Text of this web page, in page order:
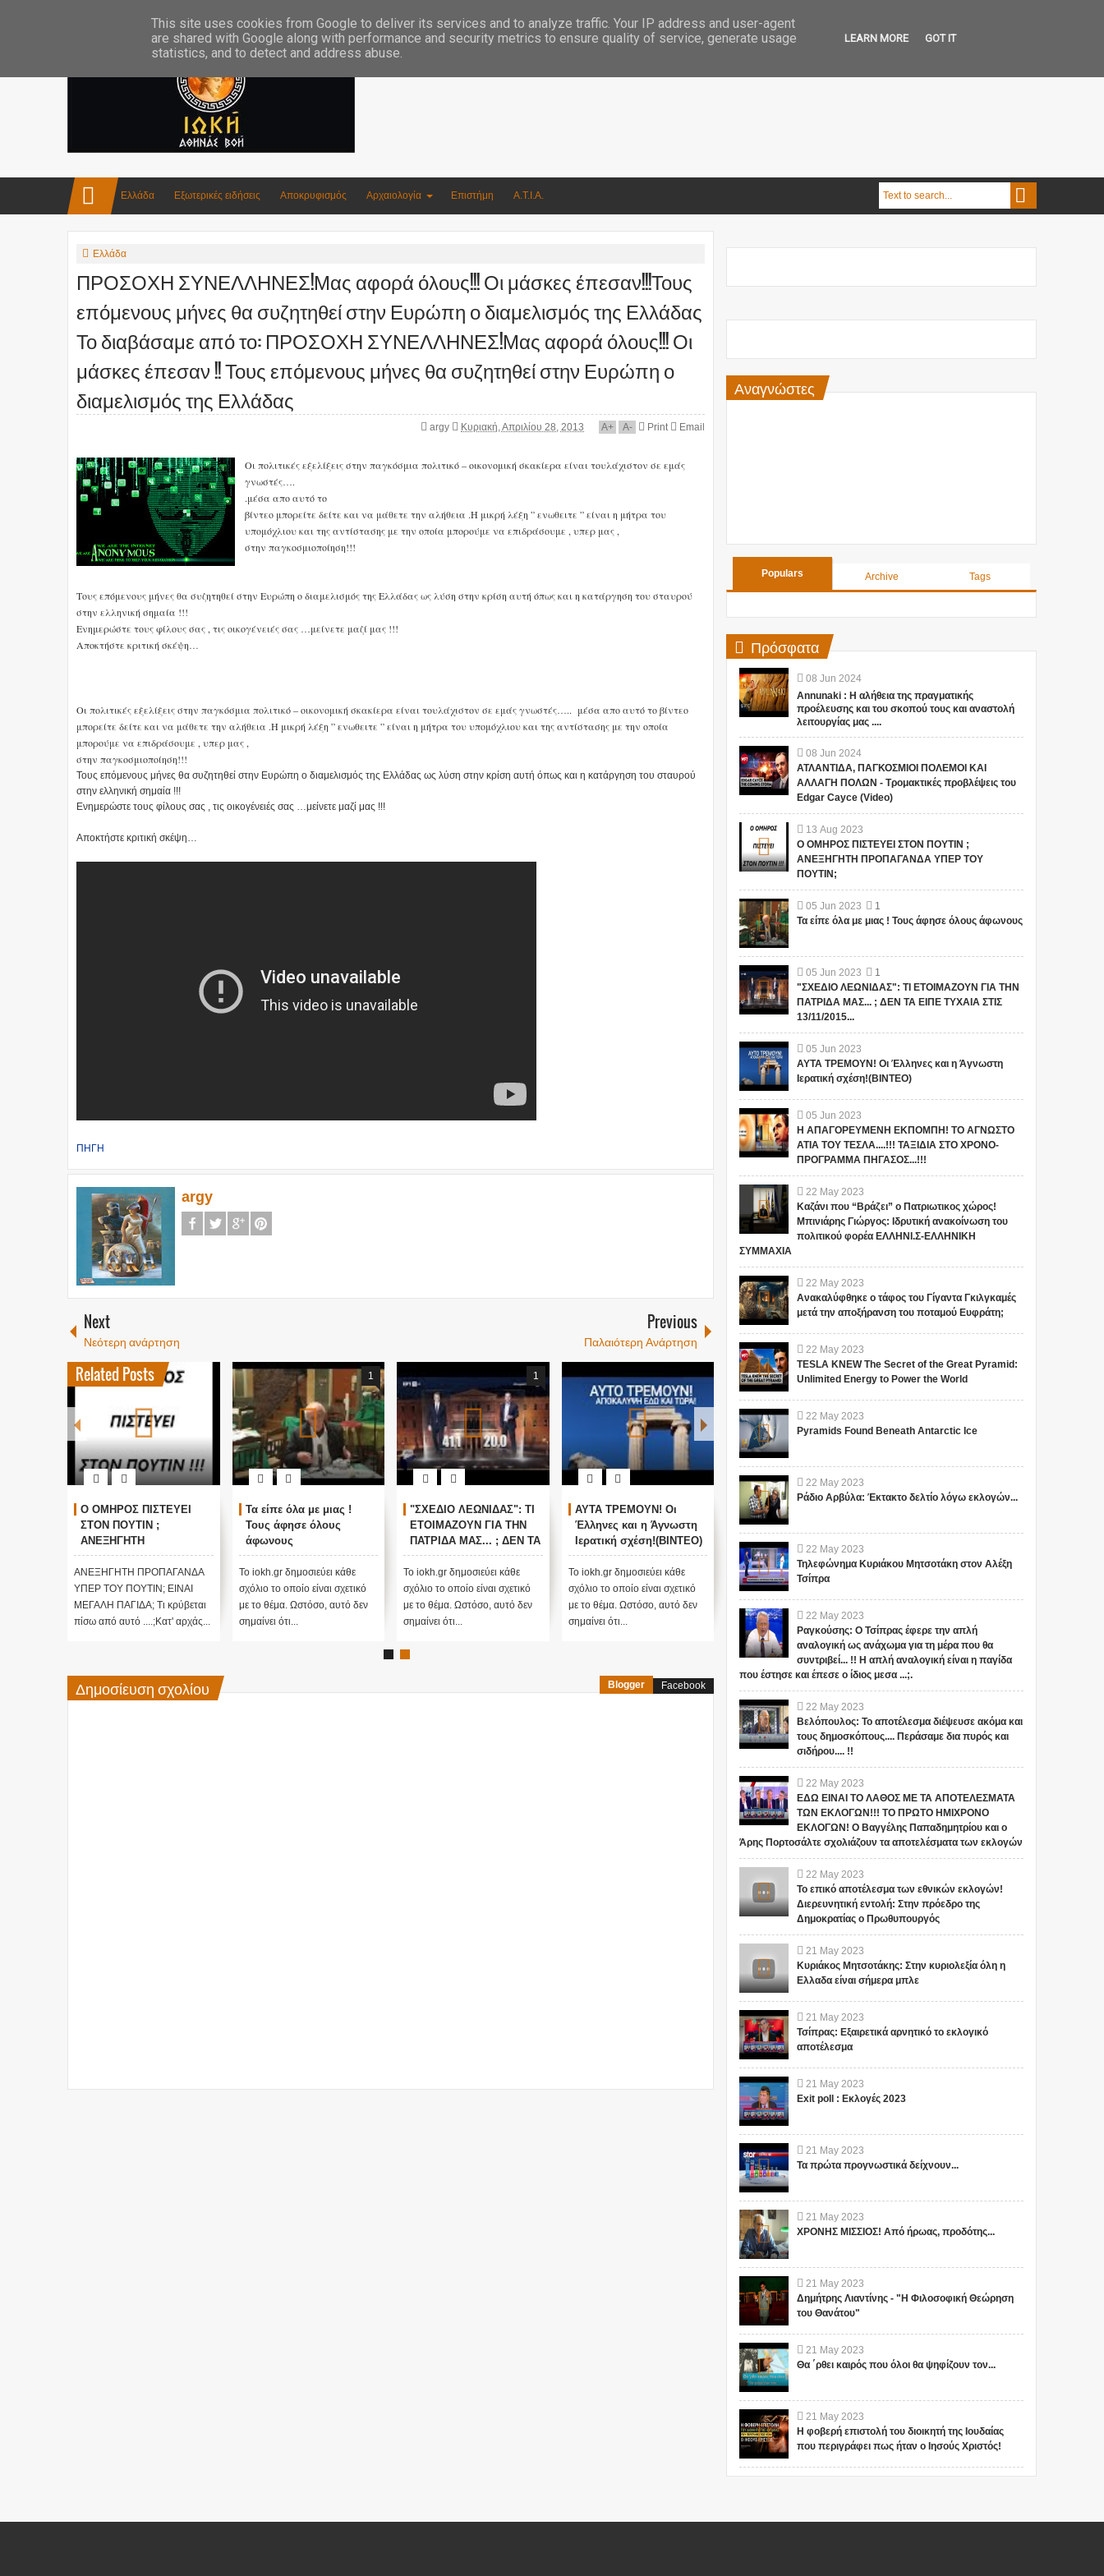
Ελλάδα Εξωτερικές ειδήσεις Αποκρυφισμός Αρχαιολογία Επιστήμη Α.Τ.Ι.Α.
Ελλάδα
ΠΡΟΣΟΧΗ ΣΥΝΕΛΛΗΝΕΣ!Μας αφορά όλους!!! Οι μάσκες έπεσαν!!!Τους
επόμενους μήνες θα συζητηθεί στην Ευρώπη ο διαμελισμός της Ελλάδας
Το διαβάσαμε από το: ΠΡΟΣΟΧΗ ΣΥΝΕΛΛΗΝΕΣ!Μας αφορά όλους!!! Οι
μάσκες έπεσαν !! Τους επόμενους μήνες θα συζητηθεί στην Ευρώπη ο
διαμελισμός της Ελλάδας
argy Κυριακή, Απριλίου 28, 2013 A+ A- Print Email
Οι πολιτικές εξελίξεις στην παγκόσμια πολιτικό – οικονομική σκακίερα είναι τουλάχιστον σε εμάς
γνωστές….
.μέσα απο αυτό το
βίντεο μπορείτε δείτε και να μάθετε την αλήθεια .Η μικρή λέξη ” ενωθειτε ” είναι η μήτρα του
υπομόχλιου και της αντίστασης με την οποία μπορούμε να επιδράσουμε , υπερ μας ,
στην παγκοσμιοποίηση!!!
Τους επόμενους μήνες θα συζητηθεί στην Ευρώπη ο διαμελισμός της Ελλάδας ως λύση στην κρίση αυτή όπως και η κατάργηση του σταυρού
στην ελληνική σημαία !!!
Ενημερώστε τους φίλους σας , τις οικογένειές σας …μείνετε μαζί μας !!!
Αποκτήστε κριτική σκέψη…
Οι πολιτικές εξελίξεις στην παγκόσμια πολιτικό – οικονομική σκακίερα είναι τουλάχιστον σε εμάς γνωστές….. μέσα απο αυτό τοβίντεο
μπορείτε δείτε και να μάθετε την αλήθεια .Η μικρή λέξη ” ενωθειτε ” είναι η μήτρα του υπομόχλιου και της αντίστασης με την οποία
μπορούμε να επιδράσουμε , υπερ μας ,
στην παγκοσμιοποίηση!!!
Τους επόμενους μήνες θα συζητηθεί στην Ευρώπη ο διαμελισμός της Ελλάδας ως λύση στην κρίση αυτή όπως και η κατάργηση του σταυρού
στην ελληνική σημαία !!!
Ενημερώστε τους φίλους σας , τις οικογένειές σας …μείνετε μαζί μας !!!
Αποκτήστε κριτική σκέψη…
ΠΗΓΗ
argy
Next
Νεότερη ανάρτηση
Previous
Παλαιότερη Ανάρτηση
Related Posts
Ο ΟΜΗΡΟΣ ΠΙΣΤΕΥΕΙ
ΣΤΟΝ ΠΟΥΤΙΝ ;
ΑΝΕΞΗΓΗΤΗ
ΠΡΟΠΑΓΑΝΔΑ ΥΠΕΡ ΤΟΥ
ΠΟΥΤΙΝ;
ΑΝΕΞΗΓΗΤΗ ΠΡΟΠΑΓΑΝΔΑ
ΥΠΕΡ ΤΟΥ ΠΟΥΤΙΝ; ΕΙΝΑΙ
ΜΕΓΑΛΗ ΠΑΓΙΔΑ; Τι κρύβεται
πίσω από αυτό ....;Κατ' αρχάς...
1
Τα είπε όλα με μιας !
Τους άφησε όλους
άφωνους
Το iokh.gr δημοσιεύει κάθε
σχόλιο το οποίο είναι σχετικό
με το θέμα. Ωστόσο, αυτό δεν
σημαίνει ότι...
1
"ΣΧΕΔΙΟ ΛΕΩΝΙΔΑΣ": ΤΙ
ΕΤΟΙΜΑΖΟΥΝ ΓΙΑ ΤΗΝ
ΠΑΤΡΙΔΑ ΜΑΣ... ; ΔΕΝ ΤΑ
ΕΙΠΕ ΤΥΧΑΙΑ ΣΤΙΣ
13/11/2015...
Το iokh.gr δημοσιεύει κάθε
σχόλιο το οποίο είναι σχετικό
με το θέμα. Ωστόσο, αυτό δεν
σημαίνει ότι...
ΑΥΤΑ ΤΡΕΜΟΥΝ! Οι
Έλληνες και η Άγνωστη
Ιερατική σχέση!(ΒΙΝΤΕΟ)
Το iokh.gr δημοσιεύει κάθε
σχόλιο το οποίο είναι σχετικό
με το θέμα. Ωστόσο, αυτό δεν
σημαίνει ότι...
Δημοσίευση σχολίου Blogger Facebook
Αναγνώστες
Populars Archive Tags
Πρόσφατα
08 Jun 2024
Annunaki : Η αλήθεια της πραγματικής
προέλευσης και του σκοπού τους και αναστολή
λειτουργίας μας ....
08 Jun 2024
ΑΤΛΑΝΤΙΔΑ, ΠΑΓΚΟΣΜΙΟΙ ΠΟΛΕΜΟΙ ΚΑΙ
ΑΛΛΑΓΗ ΠΟΛΩΝ - Τρομακτικές προβλέψεις του
Edgar Cayce (Video)
13 Aug 2023
Ο ΟΜΗΡΟΣ ΠΙΣΤΕΥΕΙ ΣΤΟΝ ΠΟΥΤΙΝ ;
ΑΝΕΞΗΓΗΤΗ ΠΡΟΠΑΓΑΝΔΑ ΥΠΕΡ ΤΟΥ
ΠΟΥΤΙΝ;
05 Jun 2023
1
Τα είπε όλα με μιας ! Τους άφησε όλους άφωνους
05 Jun 2023
1
"ΣΧΕΔΙΟ ΛΕΩΝΙΔΑΣ": ΤΙ ΕΤΟΙΜΑΖΟΥΝ ΓΙΑ ΤΗΝ
ΠΑΤΡΙΔΑ ΜΑΣ... ; ΔΕΝ ΤΑ ΕΙΠΕ ΤΥΧΑΙΑ ΣΤΙΣ
13/11/2015...
05 Jun 2023
ΑΥΤΑ ΤΡΕΜΟΥΝ! Οι Έλληνες και η Άγνωστη
Ιερατική σχέση!(ΒΙΝΤΕΟ)
05 Jun 2023
Η ΑΠΑΓΟΡΕΥΜΕΝΗ ΕΚΠΟΜΠΗ! ΤΟ ΑΓΝΩΣΤΟ
ΑΤΙΑ ΤΟΥ ΤΕΣΛΑ....!!! ΤΑΞΙΔΙΑ ΣΤΟ ΧΡΟΝΟ-
ΠΡΟΓΡΑΜΜΑ ΠΗΓΑΣΟΣ...!!!
22 May 2023
Καζάνι που “Βράζει” ο Πατριωτικος χώρος!
Μπινιάρης Γιώργος: Ιδρυτική ανακοίνωση του
πολιτικού φορέα ΕΛΛΗΝΙ.Σ-ΕΛΛΗΝΙΚΗ
ΣΥΜΜΑΧΙΑ
22 May 2023
Ανακαλύφθηκε ο τάφος του Γίγαντα Γκιλγκαμές
μετά την αποξήρανση του ποταμού Ευφράτη;
22 May 2023
TESLA KNEW The Secret of the Great Pyramid:
Unlimited Energy to Power the World
22 May 2023
Pyramids Found Beneath Antarctic Ice
22 May 2023
Ράδιο Αρβύλα: Έκτακτο δελτίο λόγω εκλογών...
22 May 2023
Τηλεφώνημα Κυριάκου Μητσοτάκη στον Αλέξη
Τσίπρα
22 May 2023
Ραγκούσης: Ο Τσίπρας έφερε την απλή
αναλογική ως ανάχωμα για τη μέρα που θα
συντριβεί... !! Η απλή αναλογική είναι η παγίδα
που έστησε και έπεσε ο ίδιος μεσα ...;.
22 May 2023
Βελόπουλος: Το αποτέλεσμα διέψευσε ακόμα και
τους δημοσκόπους.... Περάσαμε δια πυρός και
σιδήρου.... !!
22 May 2023
ΕΔΩ ΕΙΝΑΙ ΤΟ ΛΑΘΟΣ ΜΕ ΤΑ ΑΠΟΤΕΛΕΣΜΑΤΑ
ΤΩΝ ΕΚΛΟΓΩΝ!!! ΤΟ ΠΡΩΤΟ ΗΜΙΧΡΟΝΟ
ΕΚΛΟΓΩΝ! Ο Βαγγέλης Παπαδημητρίου και ο
Άρης Πορτοσάλτε σχολιάζουν τα αποτελέσματα των εκλογών
22 May 2023
Το επικό αποτέλεσμα των εθνικών εκλογών!
Διερευνητική εντολή: Στην πρόεδρο της
Δημοκρατίας ο Πρωθυπουργός
21 May 2023
Κυριάκος Μητσοτάκης: Στην κυριολεξία όλη η
Ελλαδα είναι σήμερα μπλε
21 May 2023
Τσίπρας: Εξαιρετικά αρνητικό το εκλογικό
αποτέλεσμα
21 May 2023
Exit poll : Εκλογές 2023
21 May 2023
Τα πρώτα προγνωστικά δείχνουν...
21 May 2023
ΧΡΟΝΗΣ ΜΙΣΣΙΟΣ! Από ήρωας, προδότης...
21 May 2023
Δημήτρης Λιαντίνης - "Η Φιλοσοφική Θεώρηση
του Θανάτου"
21 May 2023
Θα ΄ρθει καιρός που όλοι θα ψηφίζουν τον...
21 May 2023
Η φοβερή επιστολή του διοικητή της Ιουδαίας
που περιγράφει πως ήταν ο Ιησούς Χριστός!
This site uses cookies from Google to deliver its services and to analyze traffic. Your IP address and user-agent
are shared with Google along with performance and security metrics to ensure quality of service, generate usage
statistics, and to detect and address abuse.
LEARN MORE GOT IT